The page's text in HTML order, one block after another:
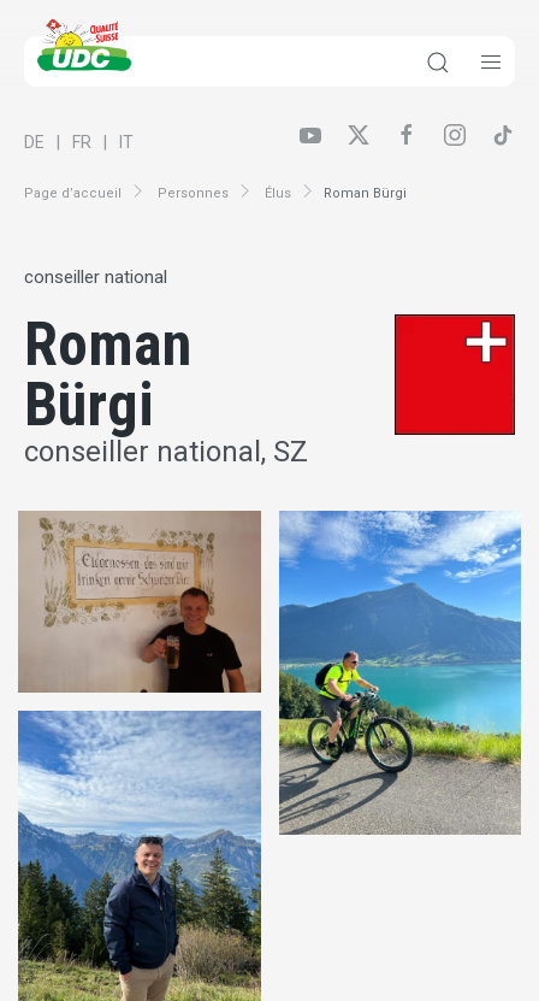
Page d’accueil Personnes Élus Roman Bürgi
DE FR IT
conseiller national
Roman
Bürgi
conseiller national, SZ